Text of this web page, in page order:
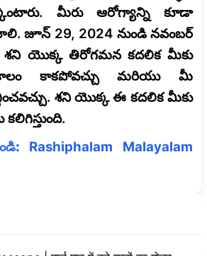
మీరు ఆరోగ్యాన్ని కూడా
జూన్ 29, 2024 నుండి నవంబర్
శని యొక్క తిరోగమన కదలిక మీకు
కాకపోవచ్చు మరియు మీ
శని యొక్క ఈ కదలిక మీకు
Rashiphalam Malayalam